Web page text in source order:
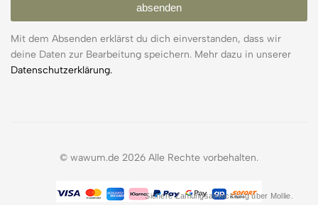
absenden
Mit dem Absenden erklärst du dich einverstanden, dass wir
deine Daten zur Bearbeitung speichern. Mehr dazu in unserer
Datenschutzerklärung.
© wawum.de 2026 Alle Rechte vorbehalten.
Sichere Zahlungsabwicklung über Mollie.